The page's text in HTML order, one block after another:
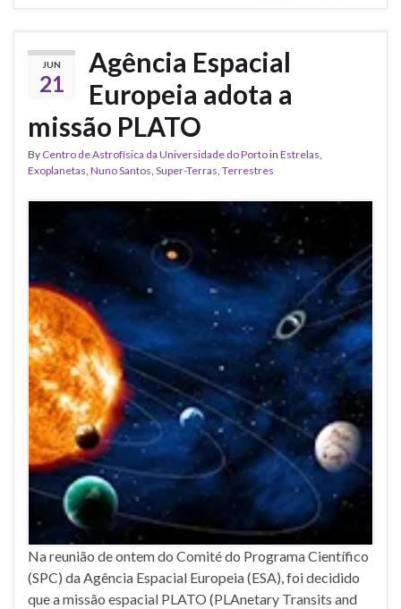
JUN
21
Agência Espacial
Europeia adota a
missão PLATO
By Centro de Astrofísica da Universidade do Portoin Estrelas,
Exoplanetas, Nuno Santos, Super-Terras, Terrestres
Na reunião de ontem do Comité do Programa Científico
(SPC) da Agência Espacial Europeia (ESA), foi decidido
que a missão espacial PLATO (PLAnetary Transits and